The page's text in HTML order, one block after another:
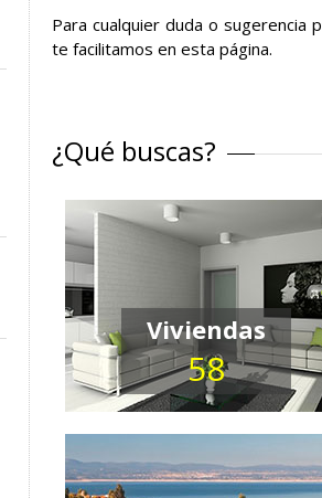
Para cualquier duda o
te facilitamos en esta página.
¿Qué buscas?
Viviendas
58